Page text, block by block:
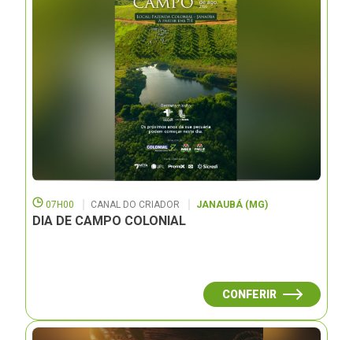
07H00 CANAL DO CRIADOR JANAUBÁ (MG)
DIA DE CAMPO COLONIAL
CONFERIR